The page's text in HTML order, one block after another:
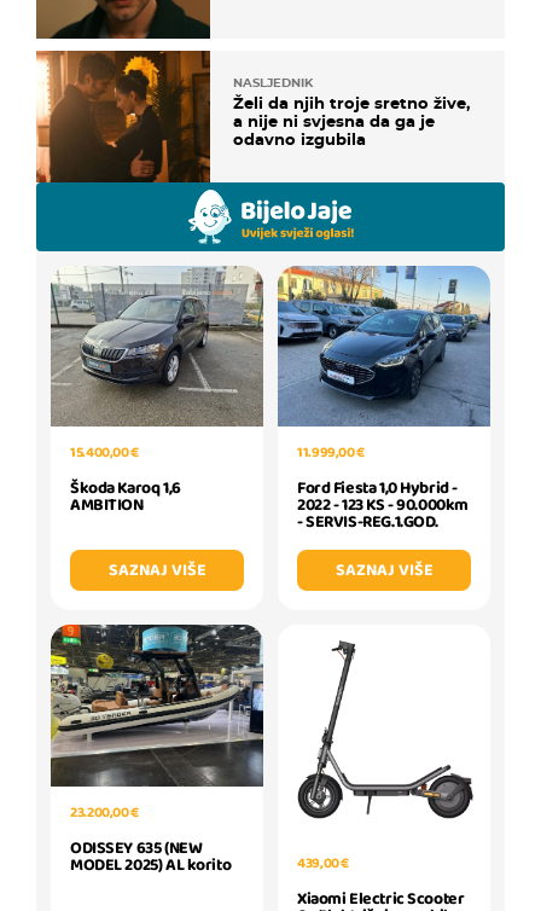
NASLJEDNIK
Želi da njih troje sretno žive,
a nije ni svjesna da ga je
odavno izgubila
15.400,00 €
Škoda Karoq 1,6
AMBITION
SAZNAJ VIŠE
11.999,00 €
Ford Fiesta 1,0 Hybrid -
2022 - 123 KS - 90.000km
- SERVIS-REG.1.GOD.
SAZNAJ VIŠE
23.200,00 €
ODISSEY 635 (NEW
MODEL 2025) AL korito 439,00 €
Xiaomi Electric Scooter